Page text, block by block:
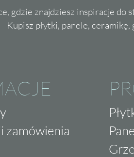
gdzie znajdziesz inspiracje do
Kupisz płytki, panele,
zamówienia